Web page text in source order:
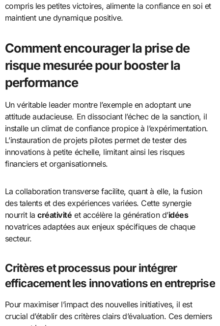
compris les petites victoires, alimente la confiance en soi et
maintient une dynamique positive.
Comment encourager la prise de
risque mesurée pour booster la
performance
Un véritable leader montre l’exemple en adoptant une
attitude audacieuse. En dissociant l’échec de la sanction, il
installe un climat de confiance propice à l’expérimentation.
L’instauration de projets pilotes permet de tester des
innovations à petite échelle, limitant ainsi les risques
financiers et organisationnels.
La collaboration transverse facilite, quant à elle, la fusion
des talents et des expériences variées. Cette synergie
nourrit lacréativité et accélère la génération d’idées
novatrices adaptées aux enjeux spécifiques de chaque
secteur.
Critères et processus pour intégrer
efficacement les innovations en entreprise
Pour maximiser l’impact des nouvelles initiatives, il est
crucial d’établir des critères clairs d’évaluation. Ces derniers